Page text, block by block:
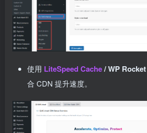
使用 LiteSpeed Cache/ WP Rocket
合 CDN 提升速度。